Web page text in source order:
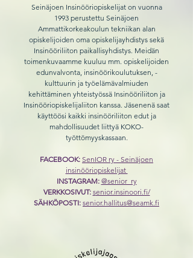
Seinäjoen Insinööriopiskelijat on vuonna
1993 perustettu Seinäjoen
Ammattikorkeakoulun tekniikan alan
opiskelijoiden oma opiskelijayhdistys sekä
Insinööriliiton paikallisyhdistys. Meidän
toimenkuvaamme kuuluu mm. opiskelijoiden
edunvalvonta, insinöörikoulutuksen, -
kulttuurin ja työelämävalmiuden
kehittäminen yhteistyössä Insinööriliiton ja
Insinööriopiskelijaliiton kanssa. Jäsenenä saat
käyttöösi kaikki insinööriliiton edut ja
mahdollisuudet liittyä KOKO-
työttömyyskassaan.
FACEBOOK: SenIOR ry - Seinäjoen
insinööriopiskelijat
INSTAGRAM: @senior_ry
VERKKOSIVUT: senior.insinoori.fi/
SÄHKÖPOSTI: senior.hallitus@seamk.fi